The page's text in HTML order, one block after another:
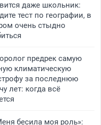
даже школьник:
тест по географии, в
очень стыдно
предрек самую
климатическую
за последнюю
лет: когда всё
бесила моя роль»: